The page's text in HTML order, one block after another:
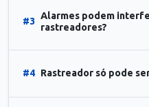
#3
Alarmes podem
rastreadores?
#4 Rastreador só pode